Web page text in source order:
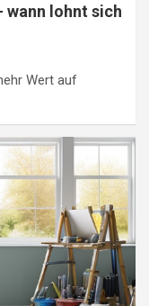
wann lohnt sich
Wert auf